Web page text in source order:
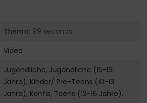
Thema: 99 seconds
Video
Jugendliche, Jugendliche (15-19
Jahre), Kinder/ Pre-Teens (10-13
Jahre), Konfis, Teens (12-16 Jahre),